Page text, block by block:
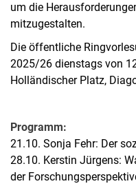
um die
mitzugestalten.
Die öffentliche
2025/26 dienstags von
Holländischer Platz,
Programm:
21.10. Sonja Fehr: Der
28.10. Kerstin Jürgens:
der